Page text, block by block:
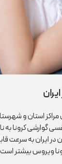
مراکز استان و
گوارشی کرونا به
در ایران به
ویروس بیشتر